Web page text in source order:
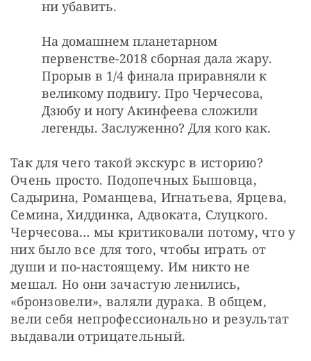
ни убавить.
На домашнем планетарном
первенстве-2018 сборная дала жару.
Прорыв в 1/4 финала приравняли к
великому подвигу. Про Черчесова,
Дзюбу и ногу Акинфеева сложили
легенды. Заслуженно? Для кого как.
Так для чего такой экскурс в историю?
Очень просто. Подопечных Бышовца,
Садырина, Романцева, Игнатьева, Ярцева,
Семина, Хиддинка, Адвоката, Слуцкого.
Черчесова… мы критиковали потому, что у
них было все для того, чтобы играть от
души и по-настоящему. Им никто не
мешал. Но они зачастую ленились,
«бронзовели», валяли дурака. В общем,
вели себя непрофессионально и результат
выдавали отрицательный.